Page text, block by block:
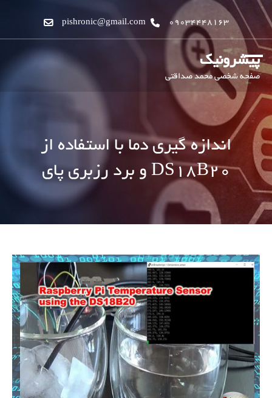
09034448163
pishronic@gmail.com
پیشرونیک
صفحه شخصی محمد صداقتی
اندازه گیری دما با استفاده از
DS18B20 و برد رزبری پای